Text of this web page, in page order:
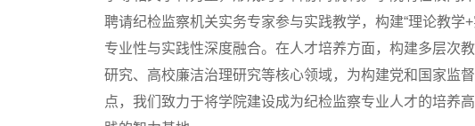
聘请纪检监察机关实务专家参与实践教学，构建“理论教学
专业性与实践性深度融合。在人才培养方面，构建多层次
研究、高校廉洁治理研究等核心领域，为构建党和国家监
点，我们致力于将学院建设成为纪检监察专业人才的培养